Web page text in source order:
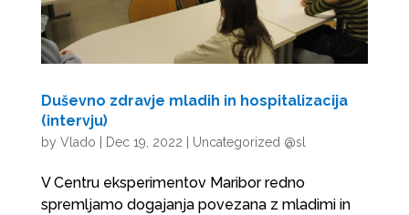
Duševno zdravje mladih in hospitalizacija
(intervju)
by Vlado Dec 19, 2022 Uncategorized @sl
V Centru eksperimentov Maribor redno
spremljamo dogajanja povezana z mladimi in